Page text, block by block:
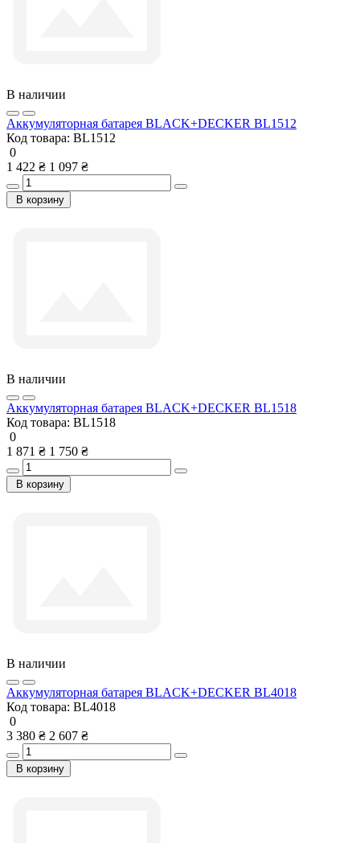
В наличии
Аккумуляторная батарея BLACK+DECKER BL1512
Код товара: BL1512
0
1 422 ₴ 1 097 ₴
В корзину
В наличии
Аккумуляторная батарея BLACK+DECKER BL1518
Код товара: BL1518
0
1 871 ₴ 1 750 ₴
В корзину
В наличии
Аккумуляторная батарея BLACK+DECKER BL4018
Код товара: BL4018
0
3 380 ₴ 2 607 ₴
В корзину